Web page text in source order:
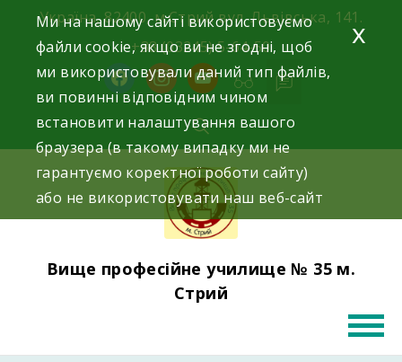
content
Україна, 82400, м.Стрий вул. Львівська, 141.
+38 (03245) 5-64-50
facebookinstagram
youtube
Вище професійне училище № 35 м.
Стрий
Ми на нашому сайті використовуємо
файли cookie, якщо ви не згодні, щоб
ми використовували даний тип файлів,
ви повинні відповідним чином
встановити налаштування вашого
браузера (в такому випадку ми не
гарантуємо коректної роботи сайту)
або не використовувати наш веб-сайт
x